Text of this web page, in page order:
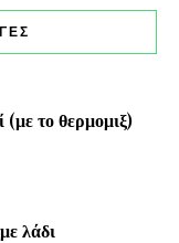
το θερμομιξ)
λάδι